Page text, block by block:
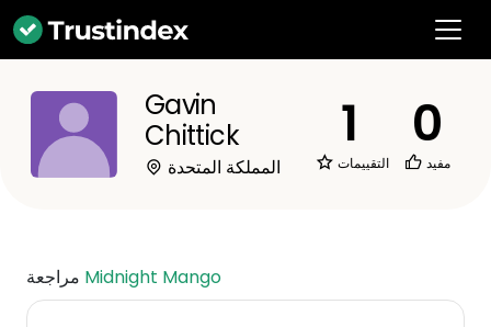
Gavin
Chittick
المملكة المتحدة
1
التقييمات
0
مفيد
Midnight Mango